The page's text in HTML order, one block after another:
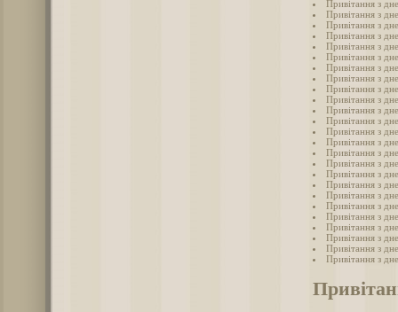
Привітання з
Привітання з
Привітання з
Привітання з
Привітання з
Привітання з
Привітання з
Привітання з
Привітання з
Привітання з
Привітання з
Привітання з
Привітання з
Привітання з
Привітання з
Привітання з
Привітання з
Привітання з
Привітання з
Привітання з
Привітання з
Привітання з
Привітання з
Привітання з
Привітання з